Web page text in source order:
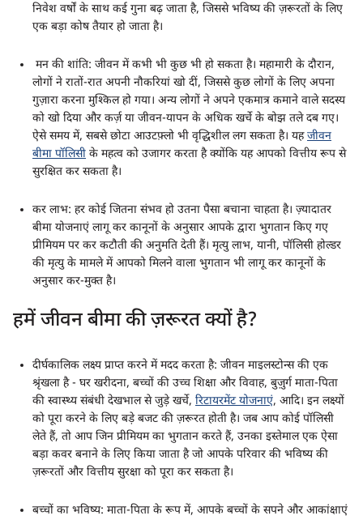
निवेश वर्षों के साथ कई गुना बढ़ जाता है, जिससे भविष्य की ज़रूरतों के लिए
एक बड़ा कोष तैयार हो जाता है।
मन की शांति: जीवन में कभी भी कुछ भी हो सकता है। महामारी के दौरान,
लोगों ने रातों-रात अपनी नौकरियां खो दीं, जिससे कुछ लोगों के लिए अपना
गुज़ारा करना मुश्किल हो गया। अन्य लोगों ने अपने एकमात्र कमाने वाले सदस्य
को खो दिया और कर्ज़ या जीवन-यापन के अधिक खर्चे के बोझ तले दब गए।
ऐसे समय में, सबसे छोटा आउटफ़्लो भी वृद्धिशील लग सकता है। यहजीवन
बीमा पॉलिसी के महत्व को उजागर करता है क्योंकि यह आपको वित्तीय रूप से
सुरक्षित कर सकता है।
कर लाभ: हर कोई जितना संभव हो उतना पैसा बचाना चाहता है। ज़्यादातर
बीमा योजनाएं लागू कर कानूनों के अनुसार आपके द्वारा भुगतान किए गए
प्रीमियम पर कर कटौती की अनुमति देती हैं। मृत्यु लाभ, यानी, पॉलिसी होल्डर
की मृत्यु के मामले में आपको मिलने वाला भुगतान भी लागू कर कानूनों के
अनुसार कर-मुक्त है।
हमें जीवन बीमा की ज़रूरत क्यों है?
दीर्घकालिक लक्ष्य प्राप्त करने में मदद करता है: जीवन माइलस्टोन्स की एक
श्रृंखला है - घर खरीदना, बच्चों की उच्च शिक्षा और विवाह, बुज़ुर्ग माता-पिता
की स्वास्थ्य संबंधी देखभाल से जुड़े खर्चे, रिटायरमेंट योजनाएं, आदि। इन लक्ष्यों
को पूरा करने के लिए बड़े बजट की ज़रूरत होती है। जब आप कोई पॉलिसी
लेते हैं, तो आप जिन प्रीमियम का भुगतान करते हैं, उनका इस्तेमाल एक ऐसा
बड़ा कवर बनाने के लिए किया जाता है जो आपके परिवार की भविष्य की
ज़रूरतों और वित्तीय सुरक्षा को पूरा कर सकता है।
बच्चों का भविष्य: माता-पिता के रूप में, आपके बच्चों के सपने और आकांक्षाएं